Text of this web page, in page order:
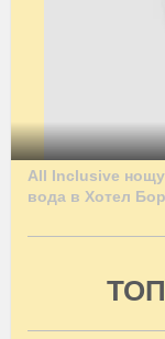
All Inclusive
вода в Хотел
ТОП